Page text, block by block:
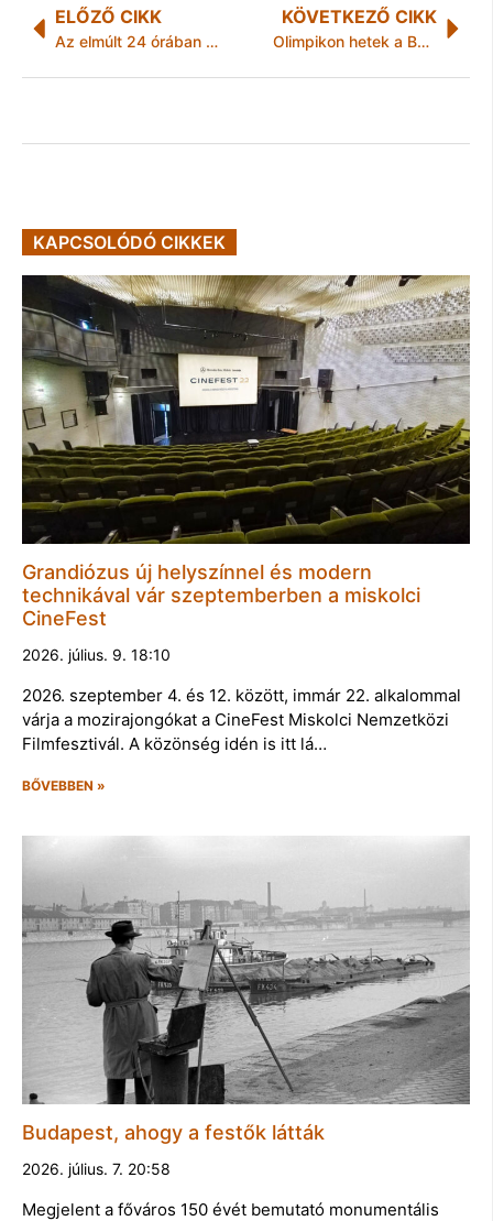
ELŐZŐ CIKK
Az elmúlt 24 órában történt
KÖVETKEZŐ CIKK
Olimpikon hetek a Bajnokok Listájában
KAPCSOLÓDÓ CIKKEK
Grandiózus új helyszínnel és modern
technikával vár szeptemberben a miskolci
CineFest
2026. július. 9. 18:10
2026. szeptember 4. és 12. között, immár 22. alkalommal
várja a mozirajongókat a CineFest Miskolci Nemzetközi
Filmfesztivál. A közönség idén is itt lá…
BŐVEBBEN »
Budapest, ahogy a festők látták
2026. július. 7. 20:58
Megjelent a főváros 150 évét bemutató monumentális